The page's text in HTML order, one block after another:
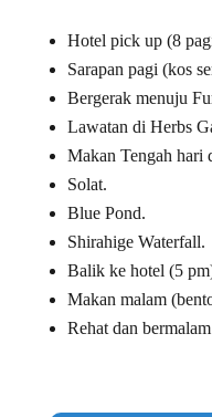
Hotel pick up (8
Sarapan pagi (kos
Bergerak menuju
Lawatan di Herbs
Makan Tengah hari
Solat.
Blue Pond.
Shirahige Waterfall.
Balik ke hotel (5
Makan malam
Rehat dan